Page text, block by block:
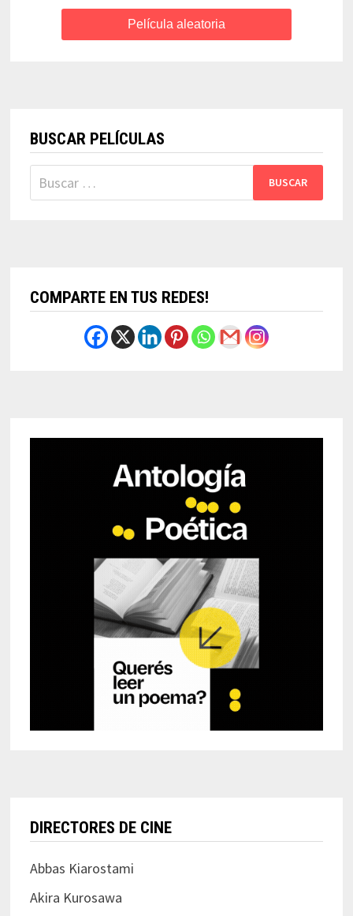
Película aleatoria
BUSCAR PELÍCULAS
Buscar:
COMPARTE EN TUS REDES!
DIRECTORES DE CINE
Abbas Kiarostami
Akira Kurosawa